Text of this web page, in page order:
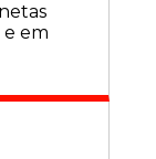
e em